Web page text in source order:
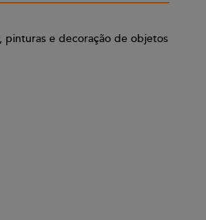
pinturas e decoração de objetos